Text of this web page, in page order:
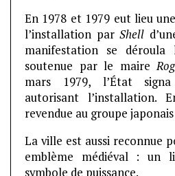
En 1978 et 1979 eut lieu
l’installation parShell
manifestation se
soutenue par le maire
mars 1979, l’État
autorisant l’installation.
revendue au groupe
La ville est aussi reconnue
emblème médiéval : un
symbole de puissance.